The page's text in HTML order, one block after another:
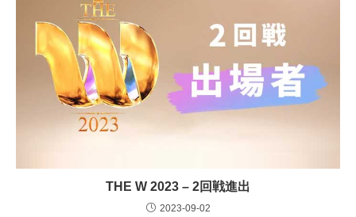
THE W 2023 – 2回戦進出
2023-09-02